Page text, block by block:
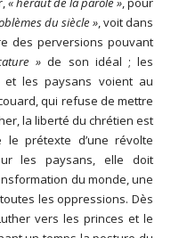
du siècle », voit dans
des perversions pouvant
» de son idéal ; les
les paysans voient au
qui refuse de mettre
la liberté du chrétien est
prétexte d’une révolte
les paysans, elle doit
du monde, une
les oppressions. Dès
vers les princes et le